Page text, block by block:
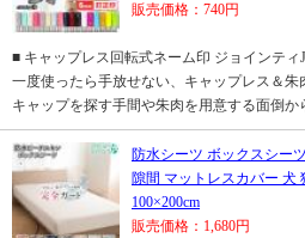
販売価格：740円
■ キャップレス回転式ネーム印 ジョインティ
一度使ったら手放せない、キャップレス＆朱
キャップを探す手間や朱肉を用意する面倒
防水シーツ ボックスシー
隙間 マットレスカバー 犬
100×200cm
販売価格：1,680円